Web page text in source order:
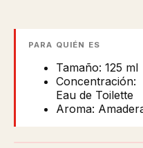
PARA QUIÉN ES
Tamaño: 125 ml
Concentración:
Eau de Toilette
Aroma: